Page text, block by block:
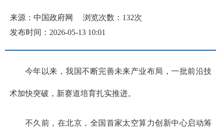
来源：中国政府网 浏览次数： 132次
发布时间：2026-05-13 10:01
今年以来，我国不断完善未来产业布局，一批前沿技
术加快突破，新赛道培育扎实推进。
不久前，在北京，全国首家太空算力创新中心启动筹